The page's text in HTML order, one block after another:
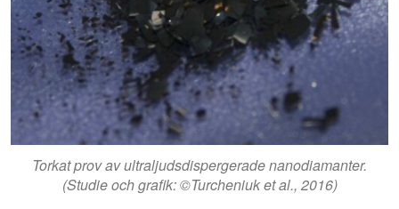
Torkat prov av ultraljudsdispergerade nanodiamanter.
(Studie och grafik: ©Turcheniuk et al., 2016)